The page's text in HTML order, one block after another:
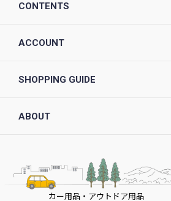
CONTENTS
ACCOUNT
SHOPPING GUIDE
ABOUT
カー用品・アウトドア用品